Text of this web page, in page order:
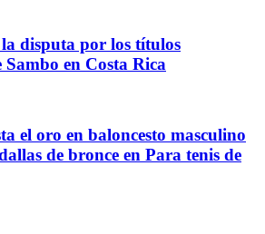
disputa por los títulos
Sambo en Costa Rica
el oro en baloncesto masculino
de bronce en Para tenis de